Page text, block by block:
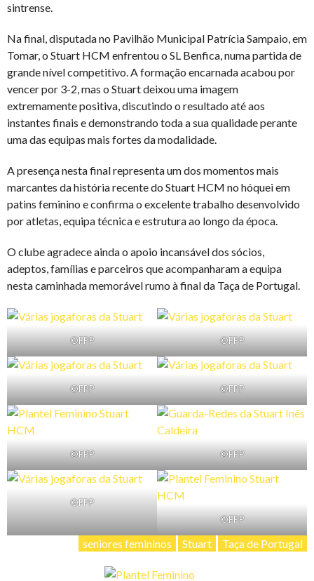
sintrense.
Na final, disputada no Pavilhão Municipal Patrícia Sampaio, em
Tomar, o Stuart HCM enfrentou o SL Benfica, numa partida de
grande nível competitivo. A formação encarnada acabou por
vencer por 3-2, mas o Stuart deixou uma imagem
extremamente positiva, discutindo o resultado até aos
instantes finais e demonstrando toda a sua qualidade perante
uma das equipas mais fortes da modalidade.
A presença nesta final representa um dos momentos mais
marcantes da história recente do Stuart HCM no hóquei em
patins feminino e confirma o excelente trabalho desenvolvido
por atletas, equipa técnica e estrutura ao longo da época.
O clube agradece ainda o apoio incansável dos sócios,
adeptos, famílias e parceiros que acompanharam a equipa
nesta caminhada memorável rumo à final da Taça de Portugal.
©FPP ©FPP
©FPP ©FPP
©FPP ©FPP
©FPP
©FPP
seniores femininos Stuart Taça de Portugal